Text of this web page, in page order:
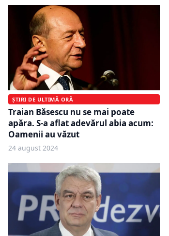
ȘTIRI DE ULTIMĂ ORĂ
Traian Băsescu nu se mai poate
apăra. S-a aflat adevărul abia acum:
Oamenii au văzut
24 august 2024